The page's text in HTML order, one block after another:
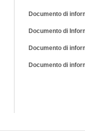
Documento di
Documento di
Documento di
Documento di